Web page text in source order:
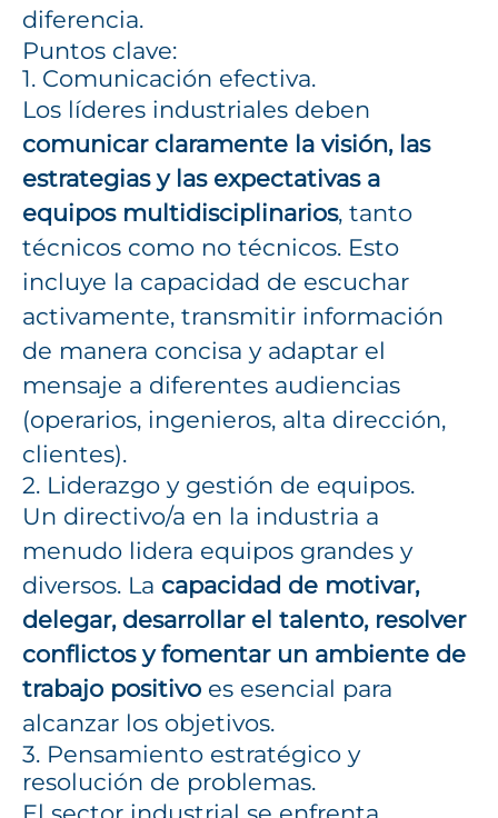
diferencia.
Puntos clave:
1. Comunicación efectiva.
Los líderes industriales deben
comunicar claramente la visión, las
estrategias y las expectativas a
equipos multidisciplinarios, tanto
técnicos como no técnicos. Esto
incluye la capacidad de escuchar
activamente, transmitir información
de manera concisa y adaptar el
mensaje a diferentes audiencias
(operarios, ingenieros, alta dirección,
clientes).
2. Liderazgo y gestión de equipos.
Un directivo/a en la industria a
menudo lidera equipos grandes y
diversos. La capacidad de motivar,
delegar, desarrollar el talento, resolver
conflictos y fomentar un ambiente de
trabajo positivo es esencial para
alcanzar los objetivos.
3. Pensamiento estratégico y
resolución de problemas.